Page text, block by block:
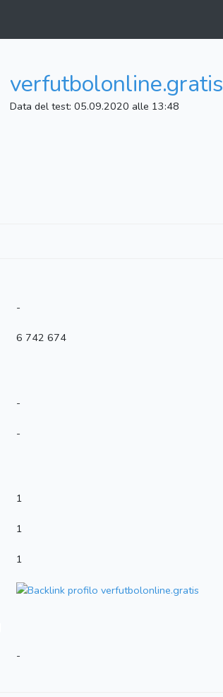
verfutbolonline.gratis
Data del test: 05.09.2020 alle 13:48
-
6 742 674
-
-
1
1
1
-